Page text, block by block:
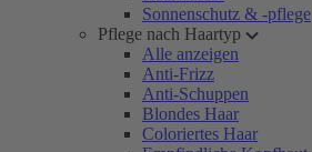
Sonnenschutz & -pflege
Pflege nach Haartyp
Alle anzeigen
Anti-Frizz
Anti-Schuppen
Blondes Haar
Coloriertes Haar